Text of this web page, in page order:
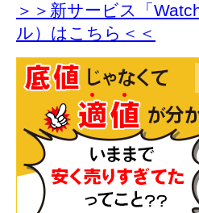
＞＞新サービス「
ル）はこちら＜＜